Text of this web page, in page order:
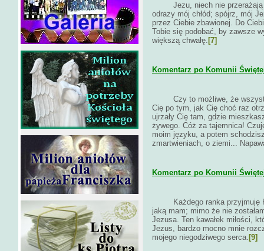
Jezu, niech nie przerażają
odrazy mój chłód; spójrz, mój
przez Ciebie zbawionej. Do
Tobie się podobać, by zawsze
większą chwałę. [7]
Komentarz po Komunii
Czy to możliwe, że
Cię po tym, jak Cię choć raz
ujrzały Cię tam, gdzie
żywego. Cóż za tajemnica!
moim języku, a potem
zmartwieniach, o ziemi...
Komentarz po Komunii
Każdego ranka
jaką mam; mimo że nie
Jezusa. Ten kawałek miłości,
Jezus, bardzo mocno mnie
mojego niegodziwego serca. [9]